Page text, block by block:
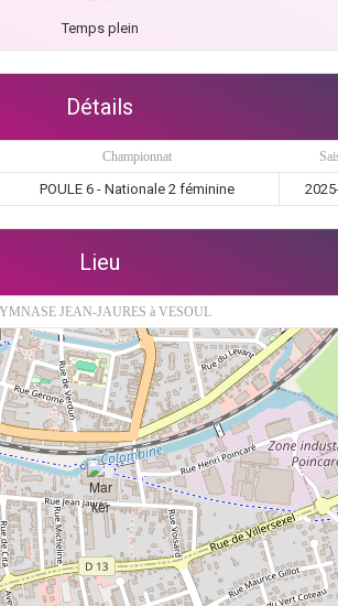
Temps plein
Détails
Championnat
POULE 6 - Nationale 2 féminine
Lieu
JEAN-JAURES à VESOUL